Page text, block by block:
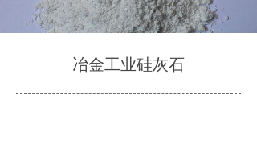
冶金工业硅灰石